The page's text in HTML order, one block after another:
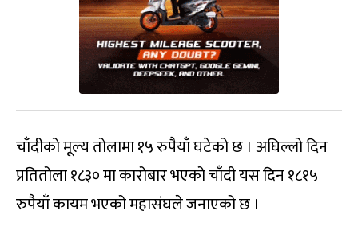
चाँदीको मूल्य तोलामा १५ रुपैयाँ घटेको छ । अघिल्लो दिन
प्रतितोला १८३० मा कारोबार भएको चाँदी यस दिन १८१५
रुपैयाँ कायम भएको महासंघले जनाएको छ ।